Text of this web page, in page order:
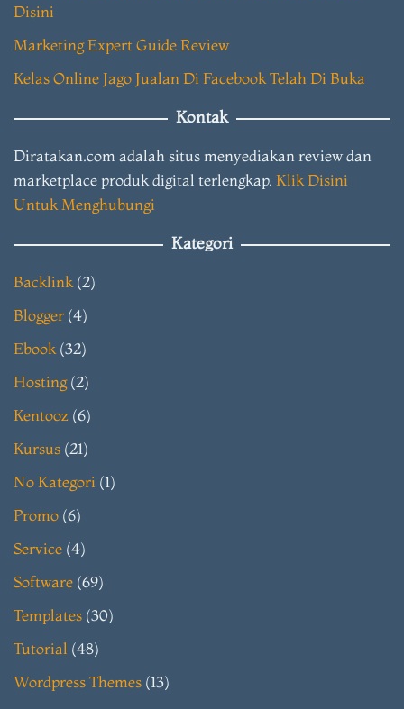
Disini
Marketing Expert Guide Review
Kelas Online Jago Jualan Di Facebook Telah Di Buka
Kontak
Diratakan.com adalah situs menyediakan review dan
marketplace produk digital terlengkap. Klik Disini
Untuk Menghubungi
Kategori
Backlink (2)
Blogger (4)
Ebook (32)
Hosting(2)
Kentooz (6)
Kursus (21)
No Kategori (1)
Promo (6)
Service (4)
Software (69)
Templates (30)
Tutorial (48)
Wordpress Themes (13)